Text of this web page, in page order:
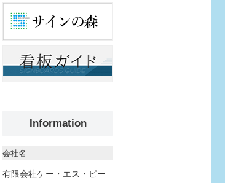
Information
会社名
有限会社ケー・エス・ピー